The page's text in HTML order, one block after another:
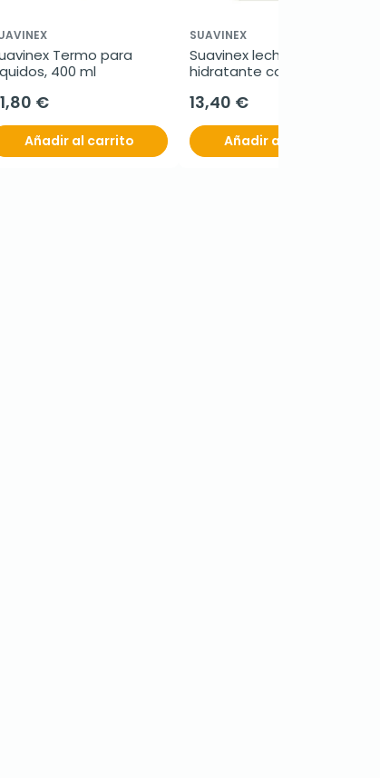
Termo para
400 ml
€
Añadir al carrito
SUAVINEX
Suavinex leche
hidratante corporal, 500
13,40 €
Añadir al carrito